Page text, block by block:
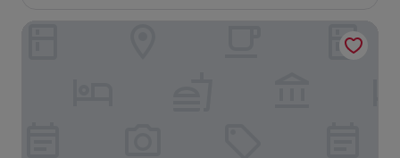
Fairfield Inn & Suites by Marriott San Francisco Airport